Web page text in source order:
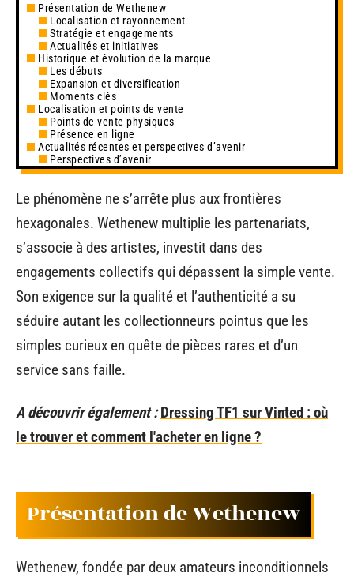
Présentation de Wethenew
Localisation et rayonnement
Stratégie et engagements
Actualités et initiatives
Historique et évolution de la marque
Les débuts
Expansion et diversification
Moments clés
Localisation et points de vente
Points de vente physiques
Présence en ligne
Actualités récentes et perspectives d’avenir
Perspectives d’avenir
Le phénomène ne s’arrête plus aux frontières
hexagonales. Wethenew multiplie les partenariats,
s’associe à des artistes, investit dans des
engagements collectifs qui dépassent la simple vente.
Son exigence sur la qualité et l’authenticité a su
séduire autant les collectionneurs pointus que les
simples curieux en quête de pièces rares et d’un
service sans faille.
A découvrir également : Dressing TF1 sur Vinted : où
le trouver et comment l'acheter en ligne ?
Présentation de Wethenew
Wethenew, fondée par deux amateurs inconditionnels